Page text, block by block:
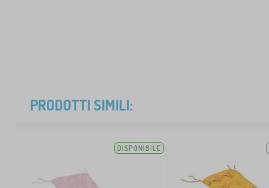
PRODOTTI SIMILI:
DISPONIBILE